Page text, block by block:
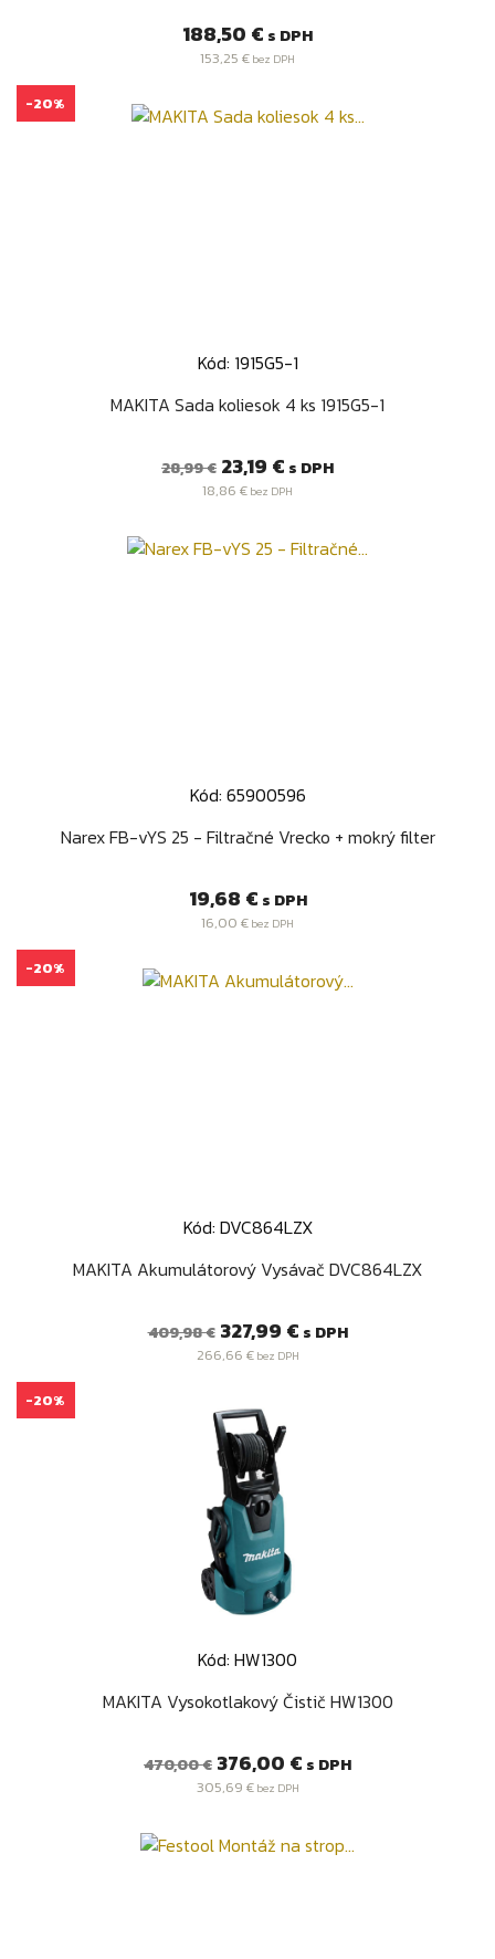
Cena
188,50 € s DPH
153,25 € bez DPH
Kód: 1915G5-1
MAKITA Sada koliesok 4 ks 1915G5-1
Bežná
cena
28,99 € Cena
23,19 € s DPH
18,86 € bez DPH
-20%
Kód: 65900596
Narex FB-vYS 25 - Filtračné Vrecko + mokrý filter
Cena
19,68 € s DPH
16,00 € bez DPH
Kód: DVC864LZX
MAKITA Akumulátorový Vysávač DVC864LZX
Bežná
409,98 € Cena
327,99 € s DPH
266,66 €bez DPH
-20%
Kód: HW1300
MAKITA Vysokotlakový Čistič HW1300
Bežná
470,00 € Cena
376,00 € s DPH
305,69 €bez DPH
-20%